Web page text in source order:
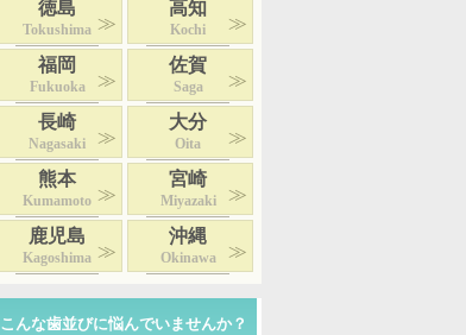
徳島
Tokushima
高知
Kochi
福岡
Fukuoka
佐賀
Saga
長崎
Nagasaki
大分
Oita
熊本
Kumamoto
宮崎
Miyazaki
鹿児島
Kagoshima
沖縄
Okinawa
こんな歯並びに悩んでいませんか？